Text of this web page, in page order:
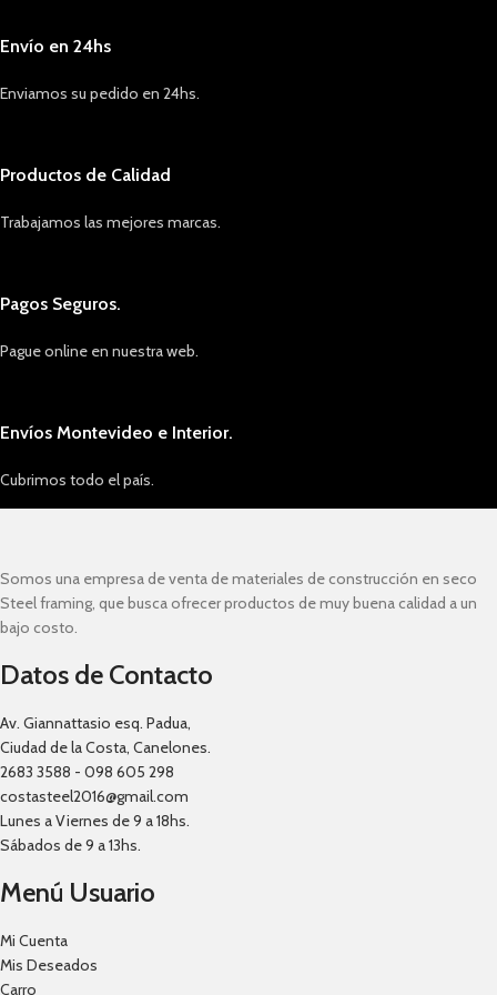
Envío en 24hs
Enviamos su pedido en 24hs.
Productos de Calidad
Trabajamos las mejores marcas.
Pagos Seguros.
Pague online en nuestra web.
Envíos Montevideo e Interior.
Cubrimos todo el país.
Somos una empresa de venta de materiales de construcción en seco
Steel framing, que busca ofrecer productos de muy buena calidad a un
bajo costo.
Datos de Contacto
Av. Giannattasio esq. Padua,
Ciudad de la Costa, Canelones.
2683 3588 - 098 605 298
costasteel2016@gmail.com
Lunes a Viernes de 9 a 18hs.
Sábados de 9 a 13hs.
Menú Usuario
Mi Cuenta
Mis Deseados
Carro